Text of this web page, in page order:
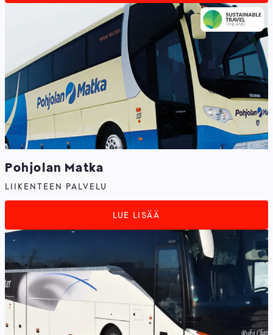
Pohjolan Matka
LIIKENTEEN PALVELU
LUE LISÄÄ